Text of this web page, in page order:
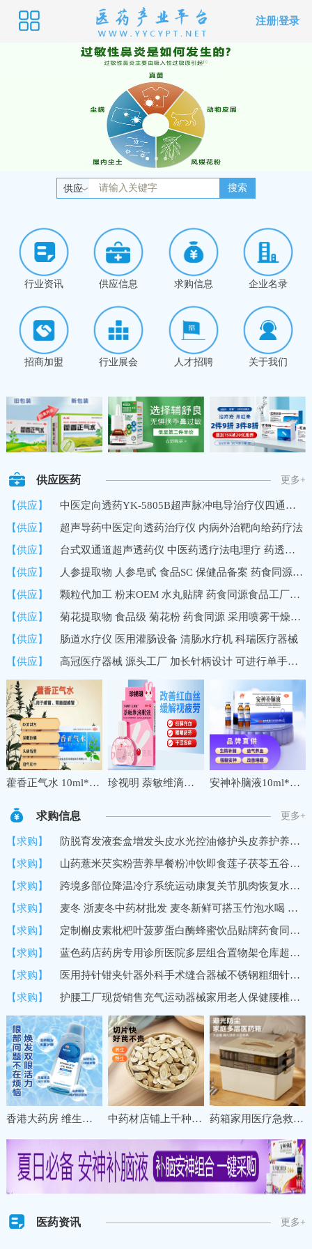
注册 |登录
供应 搜索
行业资讯 供应信息 求购信息 企业名录
招商加盟 行业展会 人才招聘 关于我们
供应医药 更多+
【供应】
中医定向透药YK-5805B超声脉冲电导治疗仪四通道8路输出深层透药
【供应】
超声导药中医定向透药治疗仪 内病外治靶向给药疗法
【供应】
台式双通道超声透药仪 中医药透疗法电理疗 药透度深 超声波导药
【供应】
人参提取物 人参皂甙 食品SC 保健品备案 药食同源 10%UV 国内
【供应】
颗粒代加工 粉末OEM 水丸贴牌 药食同源食品工厂加工定制
【供应】
菊花提取物 食品级 菊花粉 药食同源 采用喷雾干燥技术 速溶浓缩粉
【供应】
肠道水疗仪 医用灌肠设备 清肠水疗机 科瑞医疗器械
【供应】
高冠医疗器械 源头工厂 加长针柄设计 可进行单手操作 中医穴位埋线针
藿香正气水 10ml*10支夏季防暑降温药品套装公司工地三伏天学生军训防中暑降温大礼包套餐 珍视明 萘敏维滴眼液 10ml 缓解眼睛疲劳 红血丝结膜充血眼睛发痒 眼干眼涩眼药水 1盒 安神补脑液10ml*10支 生精补髓 益气养血 强脑安神 头晕乏力 健忘失眠助眠 OTC 疗效险 老字号
求购信息 更多+
【求购】
防脱育发液套盒增发头皮水光控油修护头皮养护养发馆生发液育发液
【求购】
山药薏米芡实粉营养早餐粉冲饮即食莲子茯苓五谷代餐粉
【求购】
跨境多部位降温冷疗系统运动康复关节肌肉恢复水循环冷敷机冷疗垫
【求购】
麦冬 浙麦冬中药材批发 麦冬新鲜可搭玉竹泡水喝 黄芪党参
【求购】
定制槲皮素枇杷叶菠萝蛋白酶蜂蜜饮品贴牌药食同源口服饮品加工厂
【求购】
蓝色药店药房专用诊所医院多层组合置物架仓库超市货架商用展示架
【求购】
医用持针钳夹针器外科手术缝合器械不锈钢粗细针牙科双眼皮持针器
【求购】
护腰工厂现货销售充气运动器械家用老人保健腰椎间盘固定保暖护腰
香港大药房 维生素B12洗眼液缓解眼疲劳干涩清洁眼部一次性护理液 中药材店铺上千种冷背名贵草药材甘肃珉县特级野生黄芪直销养生 药箱家用医疗急救药盒药物收纳盒大号大容量多层分格医药箱收纳盒
医药资讯 更多+